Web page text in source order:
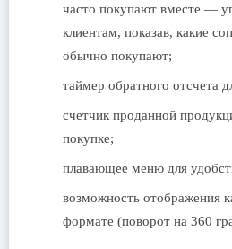
часто покупают вместе —
клиентам, показав, какие
обычно покупают;
таймер обратного отсчета
счетчик проданной
покупке;
плавающее меню для
возможность отображения
формате (поворот на 360